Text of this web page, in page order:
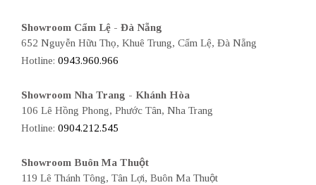
Showroom Cẩm Lệ - Đà Nẵng
652 Nguyễn Hữu Thọ, Khuê Trung, Cẩm Lệ, Đà Nẵng
Hotline: 0943.960.966
Showroom Nha Trang - Khánh Hòa
106 Lê Hồng Phong, Phước Tân, Nha Trang
Hotline: 0904.212.545
Showroom Buôn Ma Thuột
119 Lê Thánh Tông, Tân Lợi, Buôn Ma Thuột